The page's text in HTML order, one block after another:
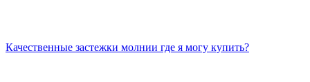
Качественные застежки молнии где я могу купить?